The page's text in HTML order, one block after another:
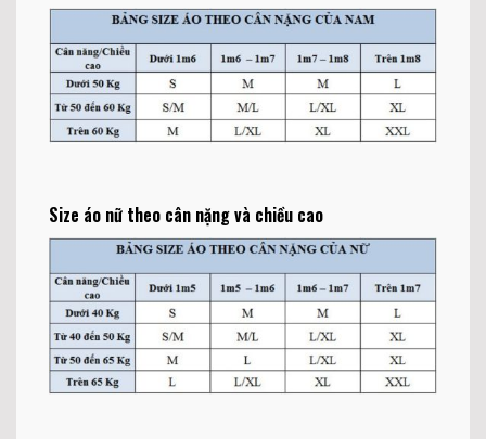
Size áo nữ theo cân nặng và chiều cao